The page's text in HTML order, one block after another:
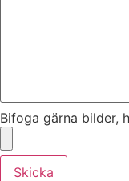
Bifoga gärna bilder,
Skicka